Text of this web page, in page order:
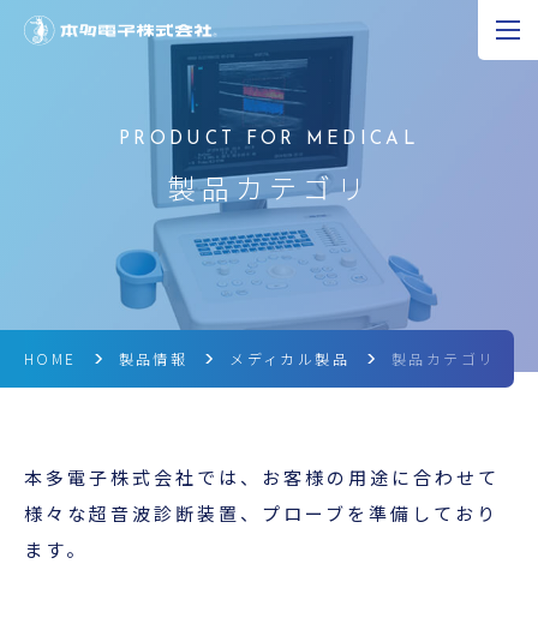
CN
企業情報
ニュース
超音波科学館
製品カテゴリ
HOME 製品情報 メディカル製品 製品カテゴリ
本多電子株式会社では、お客様の用途に合わせて
様々な超音波診断装置、プローブを準備しており
ます。